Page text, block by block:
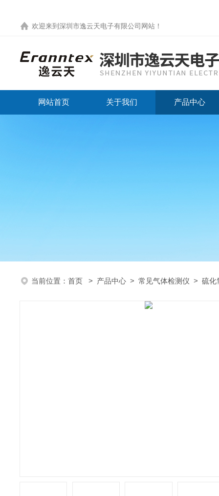
欢迎来到 深圳市逸云天电子有限公司网站 ！
网站首页 关于我们 产品中心
当前位置： 首页 > 产品中心 > 常见气体检测仪 > 硫化